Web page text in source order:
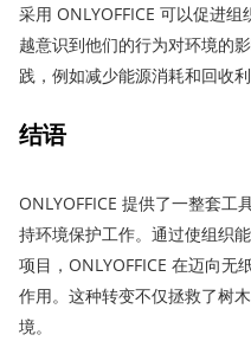
采用 ONLYOFFICE 可以促进
越意识到他们的行为对环境的
践，例如减少能源消耗和回收利
结语
ONLYOFFICE 提供了一整套工
持环境保护工作。通过使组织
项目，ONLYOFFICE 在迈向无
作用。这种转变不仅拯救了树
境。